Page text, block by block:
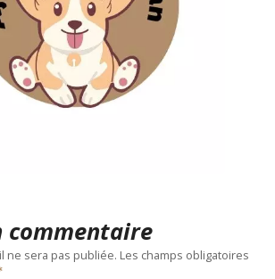
commentaire
ne sera pas publiée. Les champs obligatoires